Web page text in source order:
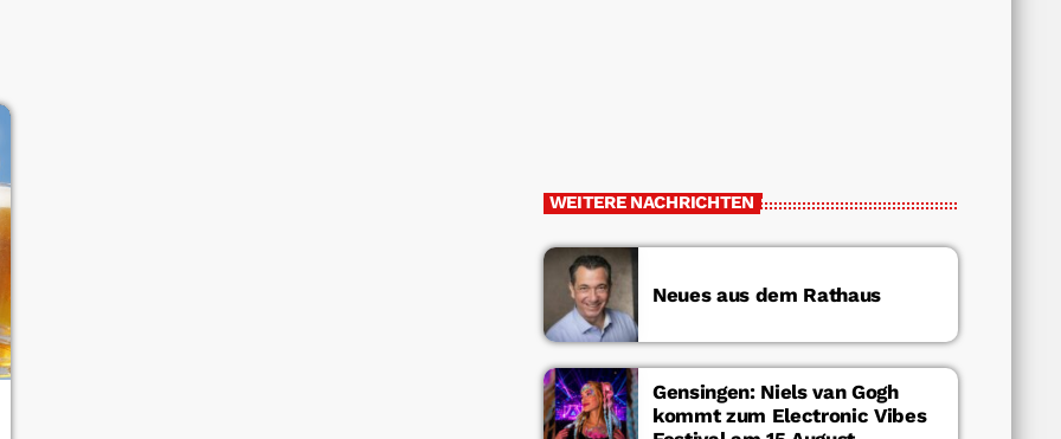
WEITERE NACHRICHTEN
Neues aus dem Rathaus
Gensingen: Niels van Gogh
kommt zum Electronic Vibes